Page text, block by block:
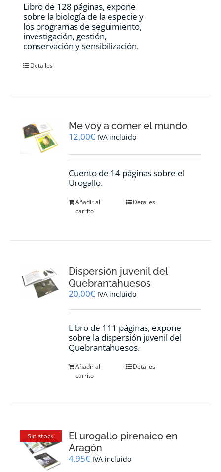
Libro de 128 páginas, expone
sobre la biología de la especie y
los programas de seguimiento,
investigación, gestión,
conservación y sensibilización.
Detalles
Me voy a comer el mundo
12,00€ IVA incluido
Cuento de 14 páginas sobre el
Urogallo.
Añadir al
carrito
Detalles
Dispersión juvenil del
Quebrantahuesos
20,00€ IVA incluido
Libro de 111 páginas, expone
sobre la dispersión juvenil del
Quebrantahuesos.
Añadir al
carrito
Detalles
Sin stock
El urogallo pirenaico en
Aragón
4,95€ IVA incluido